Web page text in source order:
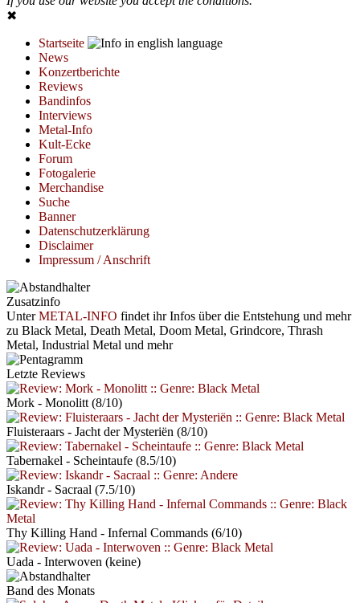
✖
Startseite
News
Konzertberichte
Reviews
Bandinfos
Interviews
Metal-Info
Kult-Ecke
Forum
Fotogalerie
Merchandise
Suche
Banner
Datenschutzerklärung
Disclaimer
Impressum / Anschrift
Zusatzinfo
UnterMETAL-INFO findet ihr Infos über die Entstehung und mehr
zu Black Metal, Death Metal, Doom Metal, Grindcore, Thrash
Metal, Industrial Metal und mehr
Letzte Reviews
Mork - Monolitt (8/10)
Fluisteraars - Jacht der Mysteriën (8/10)
Tabernakel - Scheintaufe (8.5/10)
Iskandr - Sacraal (7.5/10)
Thy Killing Hand - Infernal Commands (6/10)
Uada - Interwoven (keine)
Band des Monats